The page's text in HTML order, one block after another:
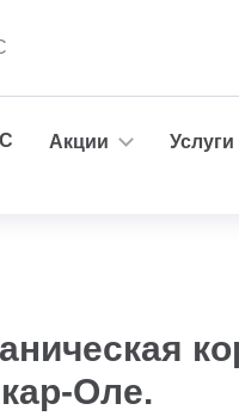
Акции Услуги
Оле.